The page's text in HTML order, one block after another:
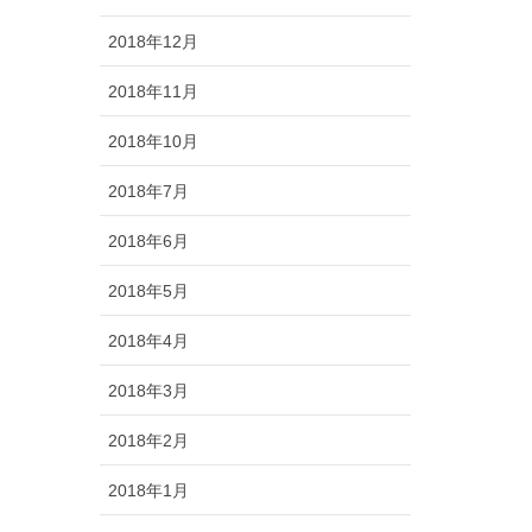
2018年12月
2018年11月
2018年10月
2018年7月
2018年6月
2018年5月
2018年4月
2018年3月
2018年2月
2018年1月